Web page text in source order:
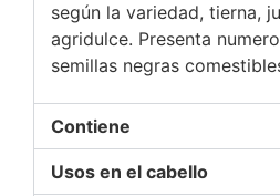
según la variedad, tierna,
agridulce. Presenta
semillas negras
Contiene
Usos en el cabello